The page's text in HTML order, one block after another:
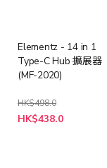
Elementz - 14 in 1
Type-C Hub 擴展器
(MF-2020)
HK$498.0
特
殊
HK$438.0